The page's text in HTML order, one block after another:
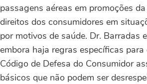
passagens aéreas em promoções
direitos dos consumidores em
por motivos de saúde. Dr. Barradas
embora haja regras específicas para
Código de Defesa do Consumidor
básicos que não podem ser